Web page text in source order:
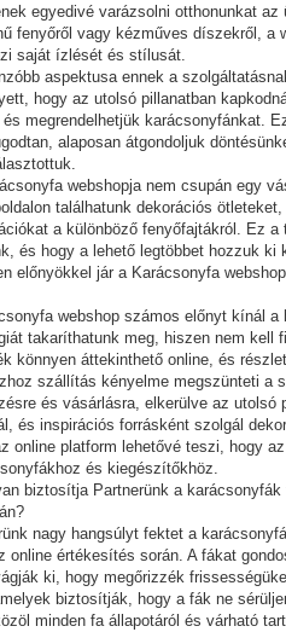
egyedivé varázsolni otthonunkat
fenyőről vagy kézműves díszekről, a
saját ízlését és stílusát.
aspektusa ennek a
hogy az utolsó pillanatban
megrendelhetjük karácsonyfánkat.
alaposan átgondoljuk
webshopja nem csupán egy
találhatunk dekorációs
a különböző fenyőfajtákról. Ez
és hogy a lehető legtöbbet hozzuk ki
előnyökkel jár a Karácsonyfa
webshop számos előnyt kínál
takaríthatunk meg, hiszen nem kell
könnyen áttekinthető online, és
szállítás kényelme megszünteti a
és vásárlásra, elkerülve az utolsó
és inspirációs forrásként szolgál
online platform lehetővé teszi, hogy
és kiegészítőkhöz.
biztosítja Partnerünk a
nagy hangsúlyt fektet a
online értékesítés során. A fákat
ki, hogy megőrizzék
biztosítják, hogy a fák ne
minden fa állapotáról és várható